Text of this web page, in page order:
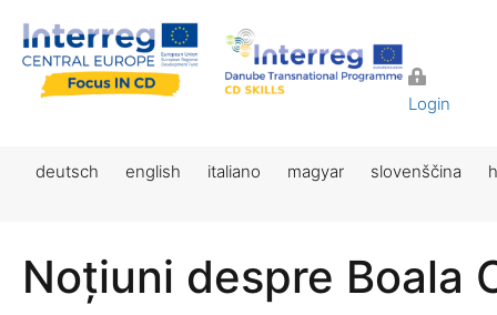
Login
deutsch english italiano magyar slovenščina
Noțiuni despre Boala